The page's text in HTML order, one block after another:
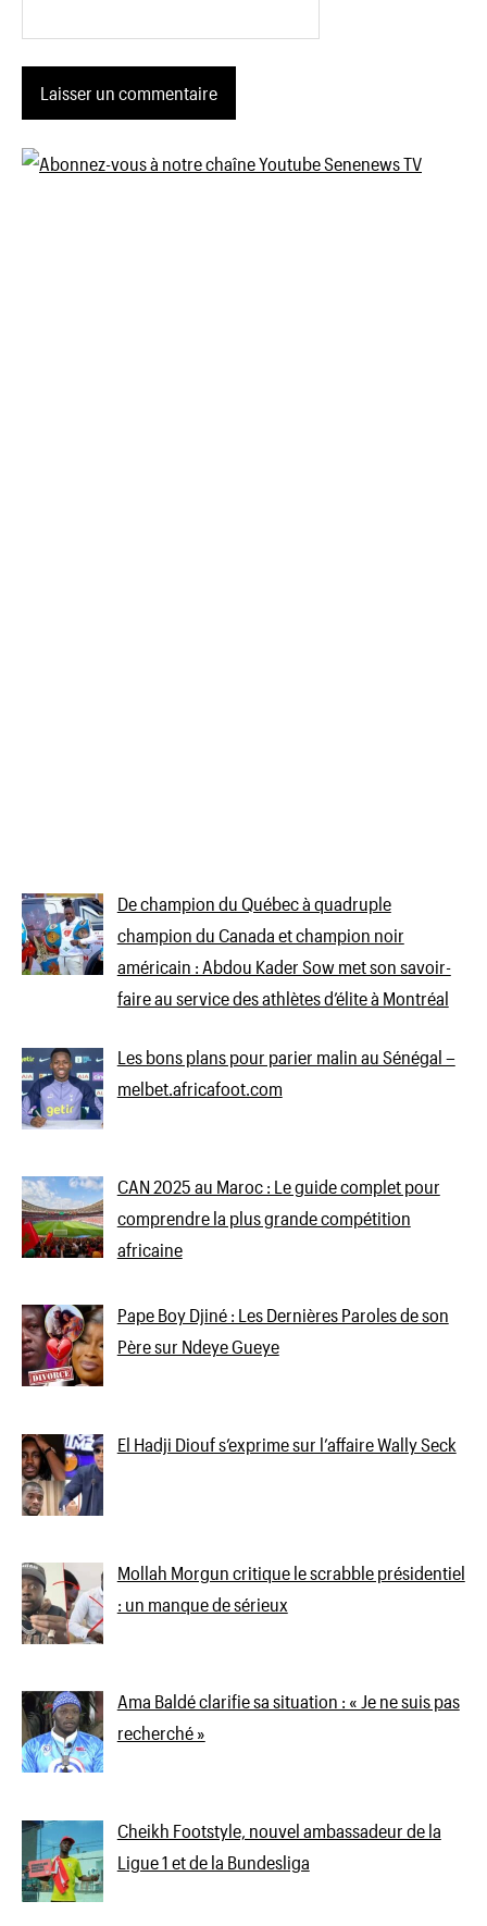
De champion du Québec à quadruple
champion du Canada et champion noir
américain : Abdou Kader Sow met son savoir-
faire au service des athlètes d’élite à Montréal
Les bons plans pour parier malin au Sénégal –
melbet.africafoot.com
CAN 2025 au Maroc : Le guide complet pour
comprendre la plus grande compétition
africaine
Pape Boy Djiné : Les Dernières Paroles de son
Père sur Ndeye Gueye
El Hadji Diouf s’exprime sur l’affaire Wally Seck
Mollah Morgun critique le scrabble présidentiel
: un manque de sérieux
Ama Baldé clarifie sa situation : « Je ne suis pas
recherché »
Cheikh Footstyle, nouvel ambassadeur de la
Ligue 1 et de la Bundesliga